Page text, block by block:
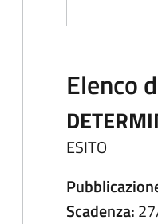
Elenco
ESITO
Scadenza: